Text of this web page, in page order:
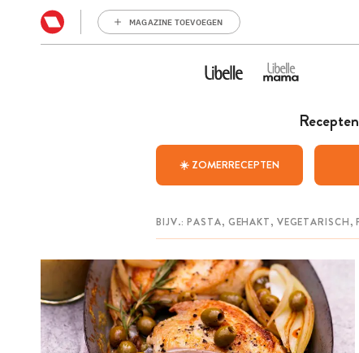
MAGAZINE TOEVOEGEN
Recepten
☀️ ZOMERRECEPTEN